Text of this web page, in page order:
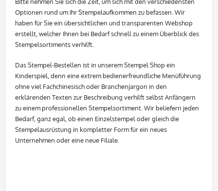
Bitte nehmen Sie sich die Zeit, um sich mit den verschiedensten
Optionen rund um Ihr Stempelaufkommen zu befassen. Wir
haben für Sie ein übersichtlichen und transparenten Webshop
erstellt, welcher Ihnen bei Bedarf schnell zu einem Überblick des
Stempelsortiments verhilft.
Das Stempel-Bestellen ist in unserem Stempel Shop ein
Kinderspiel, denn eine extrem bedienerfreundliche Menüführung
ohne viel Fachchinesisch oder Branchenjargon in den
erklärenden Texten zur Beschreibung verhilft selbst Anfängern
zu einem professionellen Stempelsortiment. Wir beliefern jeden
Bedarf, ganz egal, ob einen Einzelstempel oder gleich die
Stempelausrüstung in kompletter Form für ein neues
Unternehmen oder eine neue Filiale.